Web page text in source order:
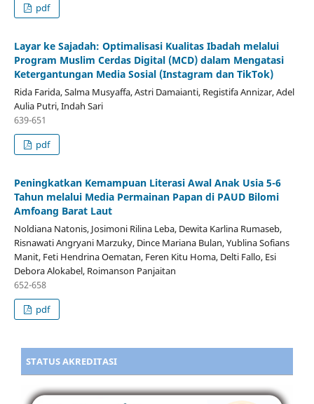
pdf
Layar ke Sajadah: Optimalisasi Kualitas Ibadah melalui
Program Muslim Cerdas Digital (MCD) dalam Mengatasi
Ketergantungan Media Sosial (Instagram dan TikTok)
Rida Farida, Salma Musyaffa, Astri Damaianti, Registifa Annizar, Adel
Aulia Putri, Indah Sari
639-651
pdf
Peningkatkan Kemampuan Literasi Awal Anak Usia 5-6
Tahun melalui Media Permainan Papan di PAUD Bilomi
Amfoang Barat Laut
Noldiana Natonis, Josimoni Rilina Leba, Dewita Karlina Rumaseb,
Risnawati Angryani Marzuky, Dince Mariana Bulan, Yublina Sofians
Manit, Feti Hendrina Oematan, Feren Kitu Homa, Delti Fallo, Esi
Debora Alokabel, Roimanson Panjaitan
652-658
pdf
STATUS AKREDITASI